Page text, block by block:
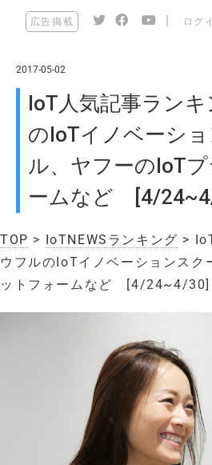
広告掲載 ログ
2017-05-02
IoT人気記事ラン
のIoTイノベーシ
ル、ヤフーのIoT
ームなど [4/
TOP > IoTNEWSランキング >
ウフルのIoTイノベーションスク
ットフォームなど [4/24~4/30]